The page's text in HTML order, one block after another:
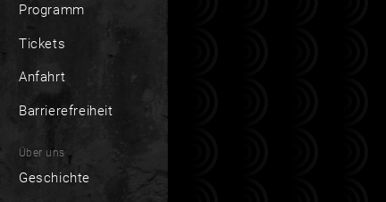
Programm
Tickets
Anfahrt
Barrierefreiheit
Über uns
Geschichte